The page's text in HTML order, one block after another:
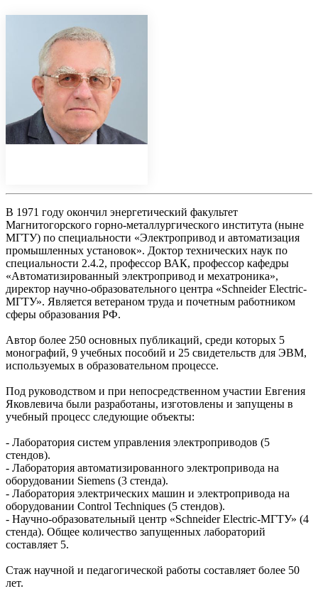
В 1971 году окончил энергетический факультет
Магнитогорского горно-металлургического института (ныне
МГТУ) по специальности «Электропривод и автоматизация
промышленных установок». Доктор технических наук по
специальности 2.4.2, профессор ВАК, профессор кафедры
«Автоматизированный электропривод и мехатроника»,
директор научно-образовательного центра «Schneider Electric-
МГТУ». Является ветераном труда и почетным работником
сферы образования РФ.
Автор более 250 основных публикаций, среди которых 5
монографий, 9 учебных пособий и 25 свидетельств для ЭВМ,
используемых в образовательном процессе.
Под руководством и при непосредственном участии Евгения
Яковлевича были разработаны, изготовлены и запущены в
учебный процесс следующие объекты:
- Лаборатория систем управления электроприводов (5
стендов).
- Лаборатория автоматизированного электропривода на
оборудовании Siemens (3 стенда).
- Лаборатория электрических машин и электропривода на
оборудовании Control Techniques (5 стендов).
- Научно-образовательный центр «Schneider Electric-МГТУ» (4
стенда). Общее количество запущенных лабораторий
составляет 5.
Стаж научной и педагогической работы составляет более 50
лет.